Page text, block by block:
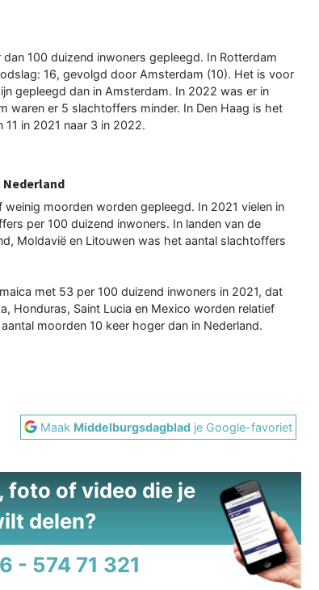
100 duizend inwoners gepleegd. In Rotterdam
16, gevolgd door Amsterdam (10). Het is voor
gepleegd dan in Amsterdam. In 2022 was er in
waren er 5 slachtoffers minder. In Den Haag is het
in 2021 naar 3 in 2022.
moorden worden gepleegd. In 2021 vielen in
per 100 duizend inwoners. In landen van de
Moldavië en Litouwen was het aantal slachtoffers
met 53 per 100 duizend inwoners in 2021, dat
Honduras, Saint Lucia en Mexico worden relatief
moorden 10 keer hoger dan in Nederland.
Maak Middelburgsdagblad je Google-favoriet
foto of video die je
delen?
- 574 71 321